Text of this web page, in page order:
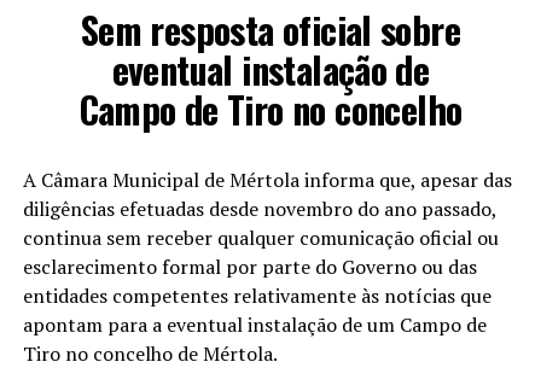
Sem resposta oficial sobre
eventual instalação de
Campo de Tiro no concelho
A Câmara Municipal de Mértola informa que, apesar das
diligências efetuadas desde novembro do ano passado,
continua sem receber qualquer comunicação oficial ou
esclarecimento formal por parte do Governo ou das
entidades competentes relativamente às notícias que
apontam para a eventual instalação de um Campo de
Tiro no concelho de Mértola.